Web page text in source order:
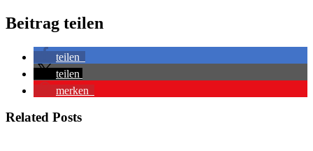
Beitrag teilen
teilen
teilen
merken
Related Posts